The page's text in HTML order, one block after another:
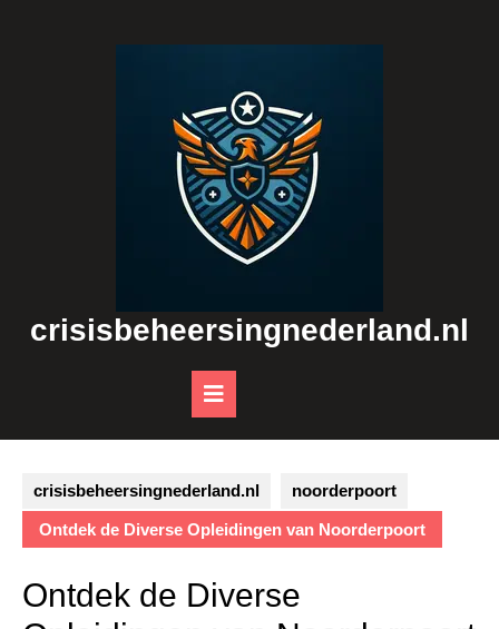
crisisbeheersingnederland.nl
Button
crisisbeheersingnederland.nl noorderpoort
Ontdek de Diverse Opleidingen van Noorderpoort
Ontdek de Diverse